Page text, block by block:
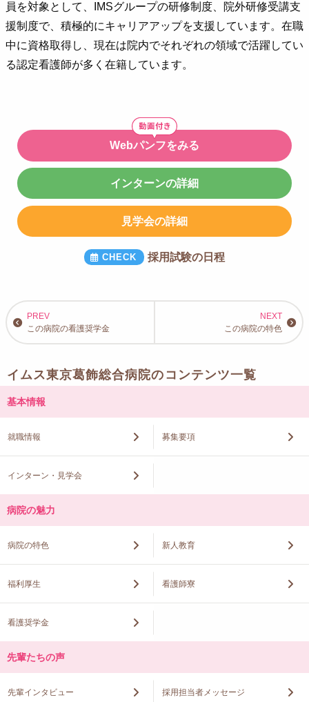
員を対象として、IMSグループの研修制度、院外研修受講支
援制度で、積極的にキャリアアップを支援しています。在職
中に資格取得し、現在は院内でそれぞれの領域で活躍してい
る認定看護師が多く在籍しています。
Webパンフをみる
インターンの詳細
見学会の詳細
採用試験の日程
この病院の看護奨学金 この病院の特色
イムス東京葛飾総合病院のコンテンツ一覧
基本情報
就職情報 募集要項
インターン・見学会
病院の魅力
病院の特色 新人教育
福利厚生 看護師寮
看護奨学金
先輩たちの声
先輩インタビュー 採用担当者メッセージ